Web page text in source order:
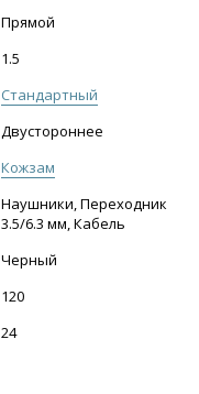
Прямой
1.5
Стандартный
Двустороннее
Кожзам
Наушники, Переходник
3.5/6.3 мм, Кабель
Черный
120
24